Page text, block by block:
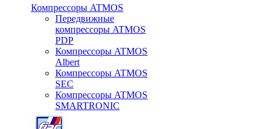
Компрессоры ATMOS
Передвижные
компрессоры ATMOS
PDP
Компрессоры ATMOS
Albert
Компрессоры ATMOS
SEC
Компрессоры ATMOS
SMARTRONIC